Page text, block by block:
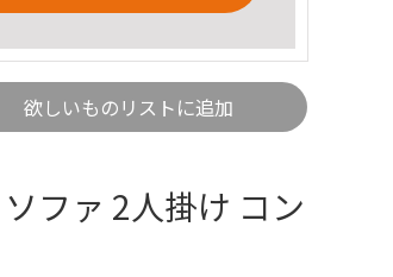
欲しいものリストに追加
ァ 2人掛け コン